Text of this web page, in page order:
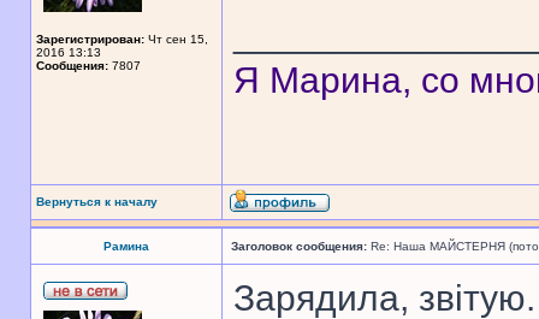
Зарегистрирован: Чт сен 15,
2016 13:13
Сообщения: 7807
Я Марина, со
Вернуться к началу
Рамина Заголовок сообщения: Re: Наша МАЙСТЕРНЯ
Зарядила,